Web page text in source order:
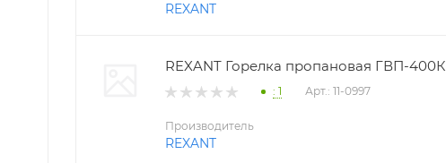
REXANT
REXANT Горелка пропановая ГВП-400К
: 1 Арт.: 11-0997
Производитель
REXANT